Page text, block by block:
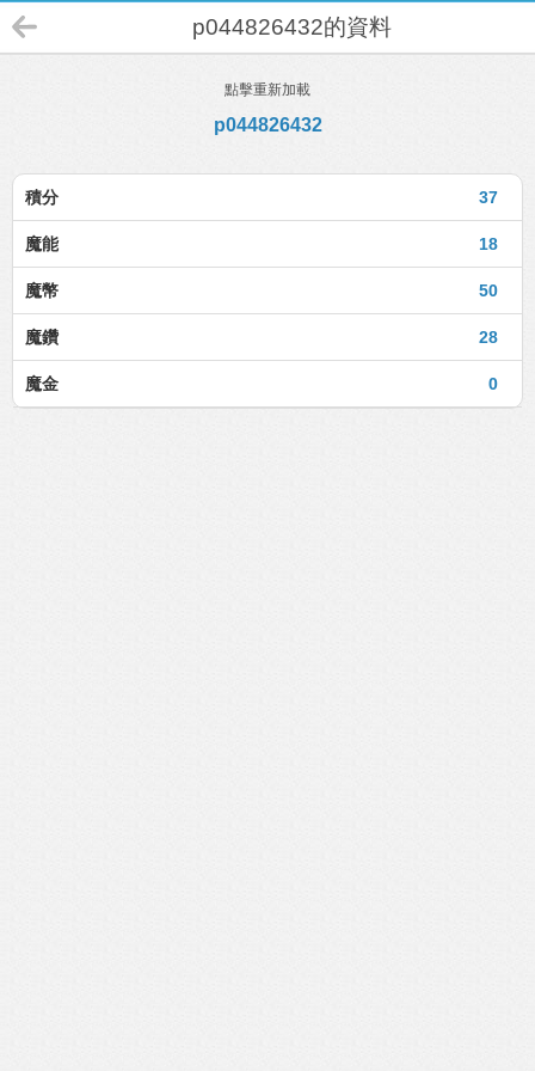
p044826432的資料
點擊重新加載
p044826432
37
積分
18
魔能
50
魔幣
28
魔鑽
0
魔金